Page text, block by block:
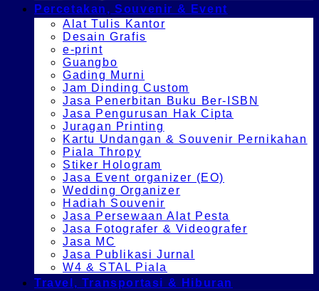
Percetakan, Souvenir & Event
Alat Tulis Kantor
Desain Grafis
e-print
Guangbo
Gading Murni
Jam Dinding Custom
Jasa Penerbitan Buku Ber-ISBN
Jasa Pengurusan Hak Cipta
Juragan Printing
Kartu Undangan & Souvenir Pernikahan
Piala Thropy
Stiker Hologram
Jasa Event organizer (EO)
Wedding Organizer
Hadiah Souvenir
Jasa Persewaan Alat Pesta
Jasa Fotografer & Videografer
Jasa MC
Jasa Publikasi Jurnal
W4 & STAL Piala
Travel, Transportasi & Hiburan